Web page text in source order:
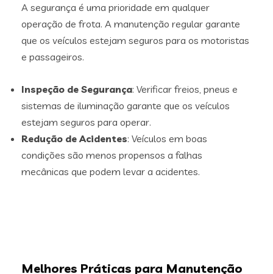
A segurança é uma prioridade em qualquer
operação de frota. A manutenção regular garante
que os veículos estejam seguros para os motoristas
e passageiros.
Inspeção de Segurança: Verificar freios, pneus e
sistemas de iluminação garante que os veículos
estejam seguros para operar.
Redução de Acidentes: Veículos em boas
condições são menos propensos a falhas
mecânicas que podem levar a acidentes.
Melhores Práticas para Manutenção